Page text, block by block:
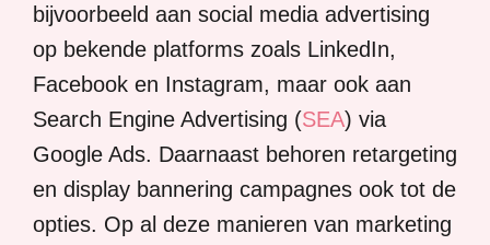
bijvoorbeeld aan social media advertising
op bekende platforms zoals LinkedIn,
Facebook en Instagram, maar ook aan
Search Engine Advertising (SEA) via
Google Ads. Daarnaast behoren retargeting
en display bannering campagnes ook tot de
opties. Op al deze manieren van marketing